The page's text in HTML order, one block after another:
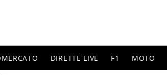
DIRETTE LIVE F1 MOTO